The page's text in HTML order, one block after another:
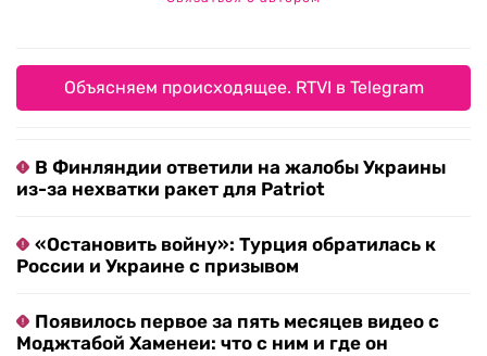
Объясняем происходящее. RTVI в Telegram
В Финляндии ответили на жалобы Украины
из-за нехватки ракет для Patriot
«Остановить войну»: Турция обратилась к
России и Украине с призывом
Появилось первое за пять месяцев видео с
Моджтабой Хаменеи: что с ним и где он